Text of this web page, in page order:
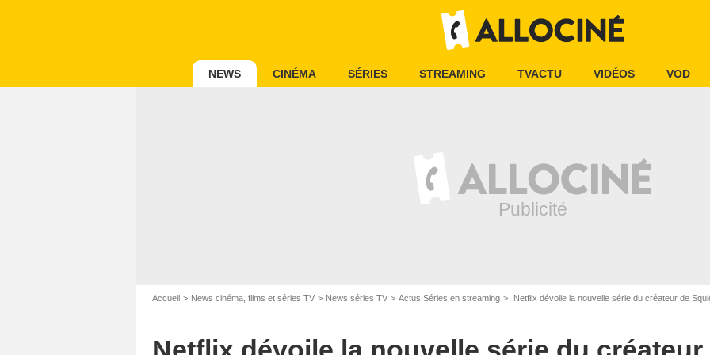
NEWS CINÉMA SÉRIES STREAMING TVACTU VIDÉOS VOD
Accueil News cinéma, films et séries TV News séries TV Actus Séries en streaming Netflix dévoile la nouvelle série du créateur de